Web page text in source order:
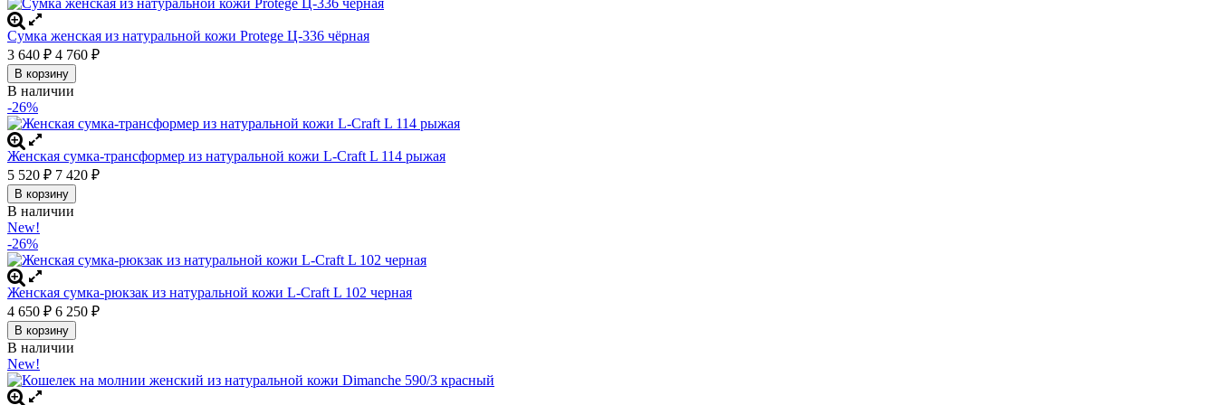
Сумка женская из натуральной кожи Protege Ц-336 чёрная
3 640 ₽ 4 760 ₽
В корзину
В наличии
-26%
Женская сумка-трансформер из натуральной кожи L-Craft L 114 рыжая
5 520 ₽ 7 420 ₽
В корзину
В наличии
New!
-26%
Женская сумка-рюкзак из натуральной кожи L-Craft L 102 черная
4 650 ₽ 6 250 ₽
В корзину
В наличии
New!